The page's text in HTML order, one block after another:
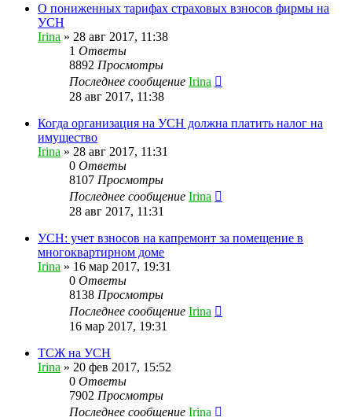
О пониженных тарифах страховых взносов фирмы на
УСН
Irina » 28 авг 2017, 11:38
1 Ответы
8892 Просмотры
Последнее сообщение Irina
28 авг 2017, 11:38
Когда организация на УСН должна платить налог на
имущество
Irina » 28 авг 2017, 11:31
0 Ответы
8107 Просмотры
Последнее сообщение Irina
28 авг 2017, 11:31
УСН: учет взносов на капремонт за помещение в
многоквартирном доме
Irina » 16 мар 2017, 19:31
0 Ответы
8138 Просмотры
Последнее сообщение Irina
16 мар 2017, 19:31
ТСЖ на УСН
Irina » 20 фев 2017, 15:52
0 Ответы
7902 Просмотры
Последнее сообщение Irina